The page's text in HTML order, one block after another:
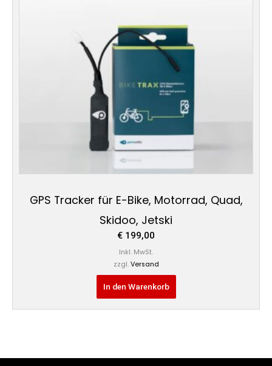
GPS Tracker für E-Bike, Motorrad, Quad,
Skidoo, Jetski
€ 199,00
Inkl. MwSt.
zzgl. Versand
In den Warenkorb